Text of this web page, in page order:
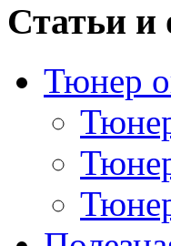
Статьи и
Тюнер